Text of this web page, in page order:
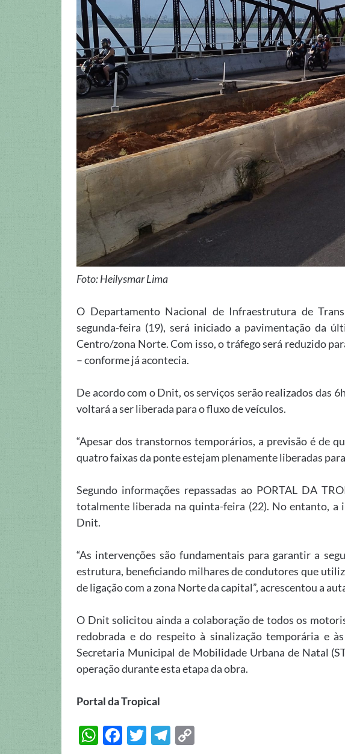
Foto: Heilysmar Lima
O Departamento Nacional de Infraestrutura de
segunda-feira (19), será iniciado a pavimentação da
Centro/zona Norte. Com isso, o tráfego será reduzido
– conforme já acontecia.
De acordo com o Dnit, os serviços serão realizados das
voltará a ser liberada para o fluxo de veículos.
“Apesar dos transtornos temporários, a previsão é de
quatro faixas da ponte estejam plenamente liberadas
Segundo informações repassadas ao PORTAL DA
totalmente liberada na quinta-feira (22). No entanto, a
Dnit.
“As intervenções são fundamentais para garantir a
estrutura, beneficiando milhares de condutores que
de ligação com a zona Norte da capital”, acrescentou a
O Dnit solicitou ainda a colaboração de todos os
redobrada e do respeito à sinalização temporária e
Secretaria Municipal de Mobilidade Urbana de Natal
operação durante esta etapa da obra.
Portal da Tropical
W F
T
T